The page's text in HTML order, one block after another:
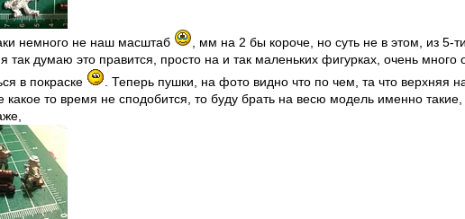
немного не наш масштаб
, мм на 2 бы короче, но суть не в этом, из 5-
так думаю это правится, просто на и так маленьких фигурках, очень
в покраске
. Теперь пушки, на фото видно что по чем, та что верхняя
то время не сподобится, то буду брать на весю модель именно